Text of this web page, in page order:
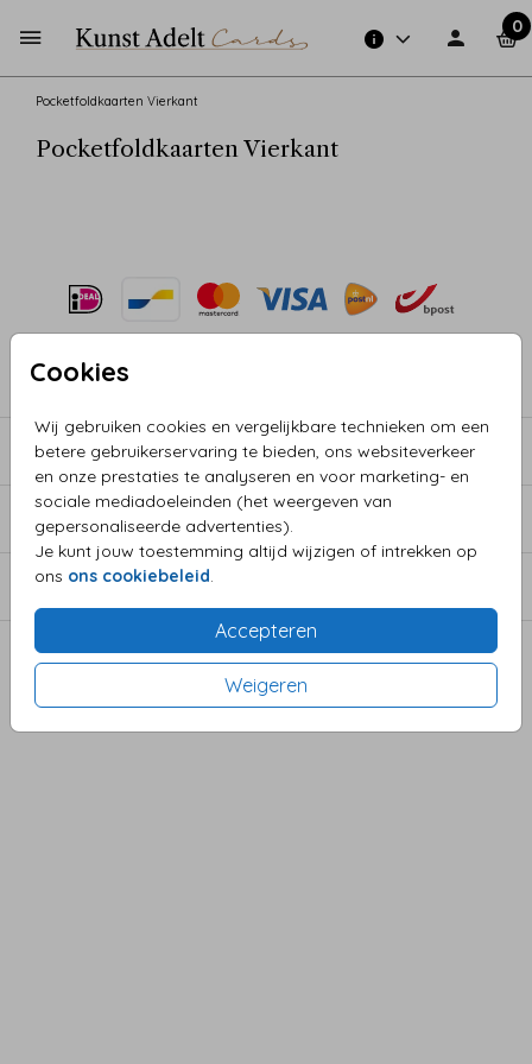
0
Cookies
Wij gebruiken cookies en vergelijkbare technieken om een
betere gebruikerservaring te bieden, ons websiteverkeer
en onze prestaties te analyseren en voor marketing- en
sociale mediadoeleinden (het weergeven van
gepersonaliseerde advertenties).
Je kunt jouw toestemming altijd wijzigen of intrekken op
ons ons cookiebeleid
Accepteren
Weigeren
Pocketfoldkaarten Vierkant
Pocketfoldkaarten Vierkant
COLLECTIES
INFORMATIE
EXTRA PRODUCTEN
SERVICE